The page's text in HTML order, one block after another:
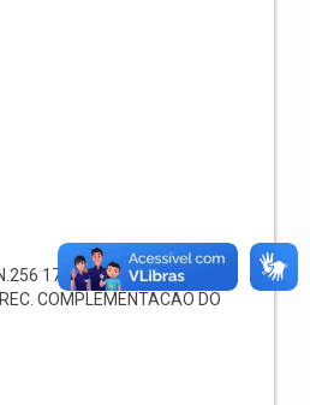
1758.01.2.1.00
COMPLEMENTACAO DO